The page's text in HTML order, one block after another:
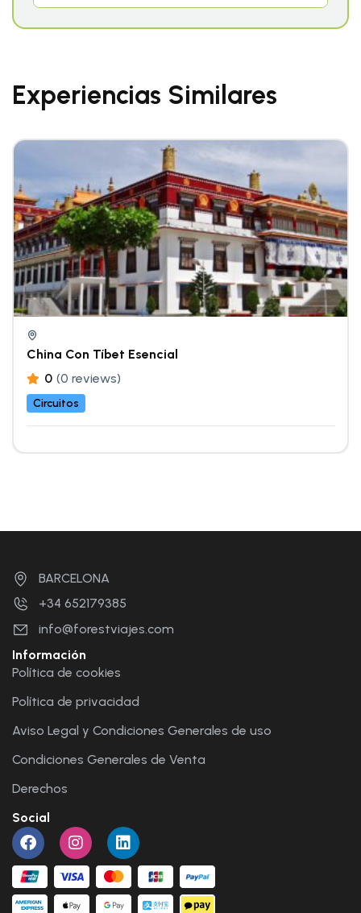
Experiencias Similares
China Con Tíbet Esencial
0 (0 reviews)
Circuitos
BARCELONA
+34 652179385
info@forestviajes.com
Información
Política de cookies
Política de privacidad
Aviso Legal y Condiciones Generales de uso
Condiciones Generales de Venta
Derechos
Social